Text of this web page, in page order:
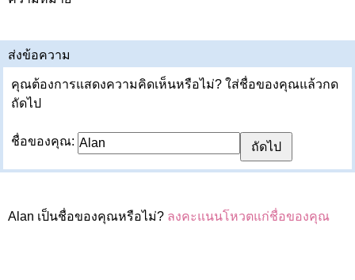
ส่งข้อความ
คุณต้องการแสดงความคิดเห็นหรือไม่? ใส่ชื่อของคุณแล้วกด
ถัดไป
ชื่อของคุณ:
Alan เป็นชื่อของคุณหรือไม่? ลงคะแนนโหวตแก่ชื่อของคุณ